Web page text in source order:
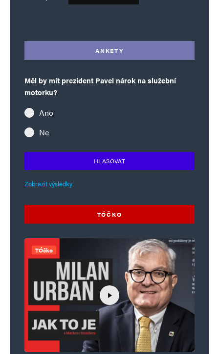
ANKETY
Měl by mít prezident Pavel nárok na služební
motorku?
Ano
Ne
HLASOVAT
Zobrazit výsledky
TÓČKO
TÓčko